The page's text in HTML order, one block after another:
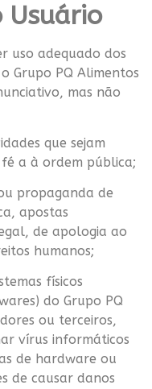
Usuário
uso adequado dos
Grupo PQ Alimentos
mas não
que sejam
a à ordem pública;
propaganda de
apostas
de apologia ao
humanos;
físicos
do Grupo PQ
ou terceiros,
vírus informáticos
de hardware ou
de causar danos